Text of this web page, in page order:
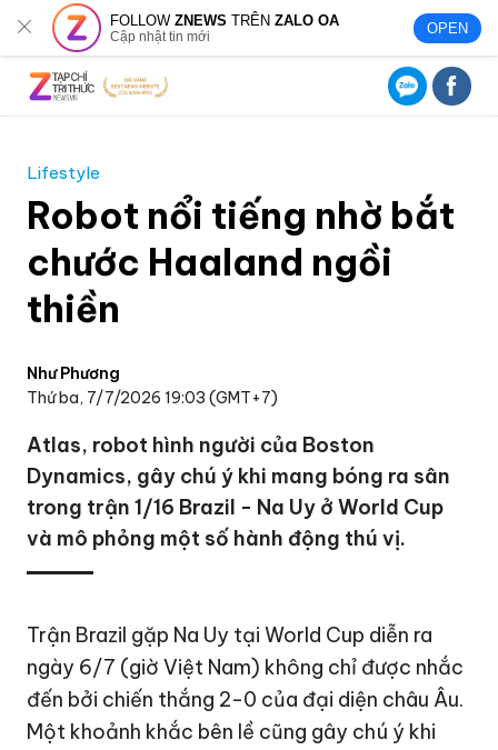
FOLLOWZNEWS TRÊNZALO OA
Cập nhật tin mới OPEN
Lifestyle
Robot nổi tiếng nhờ bắt
chước Haaland ngồi
thiền
Như Phương
Thứ ba, 7/7/2026 19:03 (GMT+7)
Atlas, robot hình người của Boston
Dynamics, gây chú ý khi mang bóng ra sân
trong trận 1/16 Brazil - Na Uy ở World Cup
và mô phỏng một số hành động thú vị.
Trận Brazil gặp Na Uy tại World Cup diễn ra
ngày 6/7 (giờ Việt Nam) không chỉ được nhắc
đến bởi chiến thắng 2-0 của đại diện châu Âu.
Một khoảnh khắc bên lề cũng gây chú ý khi